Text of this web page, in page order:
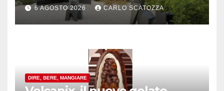
alle porte di Caserta
6 AGOSTO 2026 CARLO SCATOZZA
DIRE, BERE, MANGIARE